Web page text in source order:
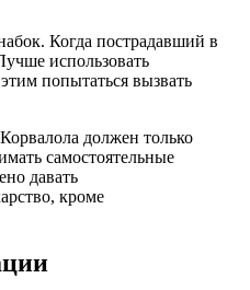
Когда пострадавший в
использовать
попытаться вызвать
должен только
самостоятельные
давать
кроме